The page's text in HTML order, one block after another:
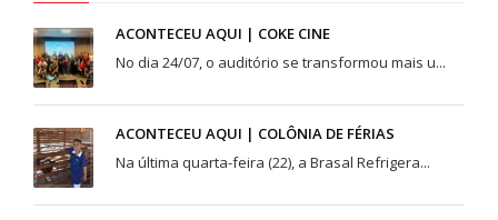
ACONTECEU AQUI | COKE CINE
No dia 24/07, o auditório se transformou mais u...
ACONTECEU AQUI | COLÔNIA DE FÉRIAS
Na última quarta-feira (22), a Brasal Refrigera...